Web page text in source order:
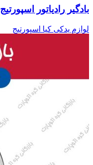
بادگیر رادیاتور اسپورتیج
لوازم یدکی کیا اسپورتیج